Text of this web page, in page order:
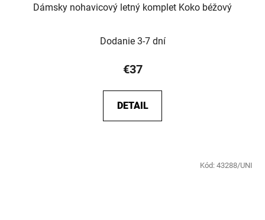
Dámsky nohavicový letný komplet Koko béžový
Dodanie 3-7 dní
€37
DETAIL
Kód: 43288/UNI